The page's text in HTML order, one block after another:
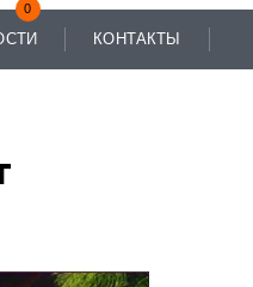
0
КОНТАКТЫ